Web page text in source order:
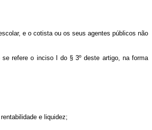
e o cotista ou os seus agentes públicos não
refere o inciso I do § 3º deste artigo, na forma
e liquidez;